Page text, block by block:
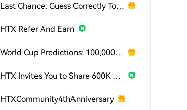
Last Chance: Guess Correctly Today and Win More
HTX Refer And Earn
World Cup Predictions: 100,000 USDT Daily
HTX Invites You to Share 600K USDT in Gift Packs
HTXCommunity4thAnniversary